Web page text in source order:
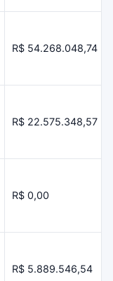
R$ 54.268.048,74
R$ 22.575.348,57
R$ 0,00
R$ 5.889.546,54